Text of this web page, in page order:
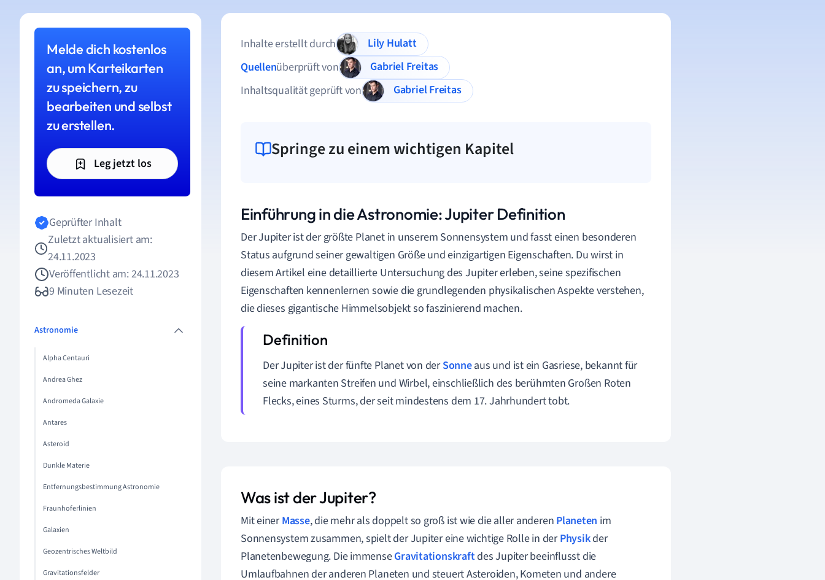
Melde dich kostenlos
an, um Karteikarten
zu speichern, zu
bearbeiten und selbst
zu erstellen.
Leg jetzt los
Geprüfter Inhalt
Zuletzt aktualisiert am:
24.11.2023
Veröffentlicht am: 24.11.2023
9 Minuten Lesezeit
Astronomie
Alpha Centauri
Andrea Ghez
Andromeda Galaxie
Antares
Asteroid
Dunkle Materie
Entfernungsbestimmung Astronomie
Fraunhoferlinien
Galaxien
Geozentrisches Weltbild
Gravitationsfelder
Inhalte erstellt durch
Lily Hulatt
Quellenüberprüft von
Gabriel Freitas
Inhaltsqualität geprüft von
Gabriel Freitas
Springe zu einem wichtigen Kapitel
Einführung in die Astronomie: Jupiter Definition
Der Jupiter ist der größte Planet in unserem Sonnensystem und fasst einen besonderen
Status aufgrund seiner gewaltigen Größe und einzigartigen Eigenschaften. Du wirst in
diesem Artikel eine detaillierte Untersuchung des Jupiter erleben, seine spezifischen
Eigenschaften kennenlernen sowie die grundlegenden physikalischen Aspekte verstehen,
die dieses gigantische Himmelsobjekt so faszinierend machen.
Der Jupiter ist der fünfte Planet von derSonneaus und ist ein Gasriese, bekannt für
seine markanten Streifen und Wirbel, einschließlich des berühmten Großen Roten
Flecks, eines Sturms, der seit mindestens dem 17. Jahrhundert tobt.
Was ist der Jupiter?
Mit einerMasse, die mehr als doppelt so groß ist wie die aller anderen Planeten im
Sonnensystem zusammen, spielt der Jupiter eine wichtige Rolle in derPhysikder
Planetenbewegung. Die immenseGravitationskraftdes Jupiter beeinflusst die
Umlaufbahnen der anderen Planeten und steuert Asteroiden, Kometen und andere